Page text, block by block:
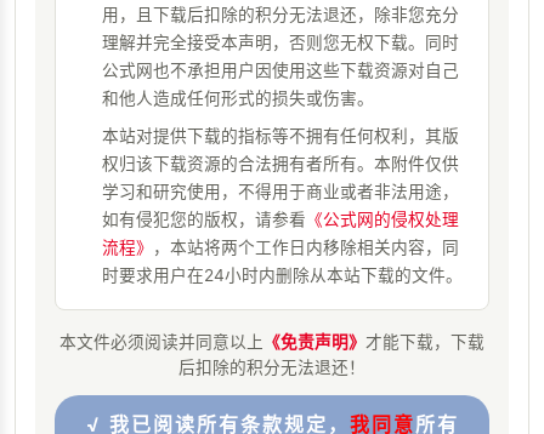
用，且下载后扣除的积分无法退还，除非您充分
理解并完全接受本声明，否则您无权下载。同时
公式网也不承担用户因使用这些下载资源对自己
和他人造成任何形式的损失或伤害。
本站对提供下载的指标等不拥有任何权利，其版
权归该下载资源的合法拥有者所有。本附件仅供
学习和研究使用，不得用于商业或者非法用途，
如有侵犯您的版权，请参看 《公式网的侵权处理
流程》 ，本站将两个工作日内移除相关内容，同
时要求用户在24小时内删除从本站下载的文件。
本文件必须阅读并同意以上 《免责声明》 才能下载，下载
后扣除的积分无法退还！
√ 我已阅读所有条款规定， 我同意所有